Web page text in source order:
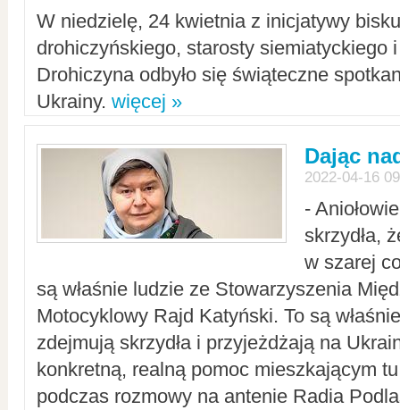
W niedzielę, 24 kwietnia z inicjatywy
drohiczyńskiego, starosty siemiatyckiego
Drohiczyna odbyło się świąteczne
Ukrainy. więcej »
Dając
2022-04-16
-
skrzydła,
w szarej
są właśnie ludzie ze Stowarzyszenia
Motocyklowy Rajd Katyński. To są
zdejmują skrzydła i przyjeżdżają na
konkretną, realną pomoc mieszkającym
podczas rozmowy na antenie Radia